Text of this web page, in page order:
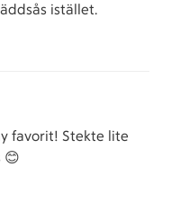
istället.
favorit! Stekte lite
😊